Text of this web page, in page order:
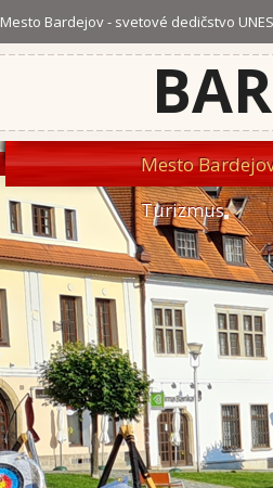
Mesto Bardejov - svetové dedičstvo
Mesto
Turizmus